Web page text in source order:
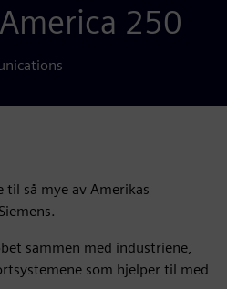
250
så mye av Amerikas
sammen med industriene,
som hjelper til med